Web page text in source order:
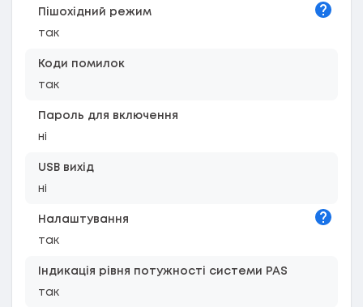
Пішохідний режим
так
Коди помилок
так
Пароль для включення
ні
USB вихід
ні
Налаштування
так
Індикація рівня потужності системи PAS
так